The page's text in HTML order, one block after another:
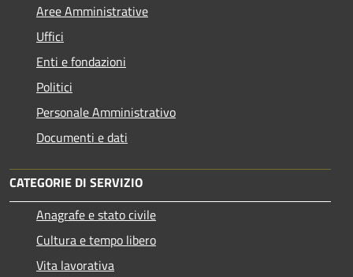
Aree Amministrative
Uffici
Enti e fondazioni
Politici
Personale Amministrativo
Documenti e dati
CATEGORIE DI SERVIZIO
Anagrafe e stato civile
Cultura e tempo libero
Vita lavorativa